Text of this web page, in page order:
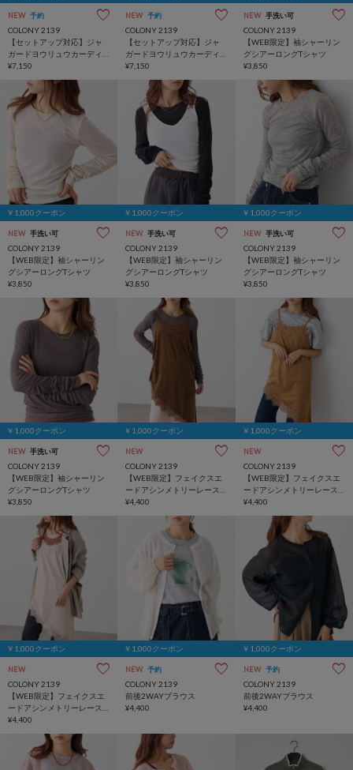
NEW 予約
COLONY 2139
【セットアップ対応】ジャ
ガードヨウリュウカーディ
ガン
¥7,150
NEW 予約
COLONY 2139
【セットアップ対応】ジャ
ガードヨウリュウカーディ
ガン
¥7,150
NEW 手洗い可
COLONY 2139
【WEB限定】袖シャーリン
グシアーロングTシャツ
¥3,850
￥1,000クーポン
NEW 手洗い可
COLONY 2139
【WEB限定】袖シャーリン
グシアーロングTシャツ
¥3,850
￥1,000クーポン
NEW 手洗い可
COLONY 2139
【WEB限定】袖シャーリン
グシアーロングTシャツ
¥3,850
￥1,000クーポン
NEW 手洗い可
COLONY 2139
【WEB限定】袖シャーリン
グシアーロングTシャツ
¥3,850
￥1,000クーポン
NEW 手洗い可
COLONY 2139
【WEB限定】袖シャーリン
グシアーロングTシャツ
¥3,850
￥1,000クーポン
NEW
COLONY 2139
【WEB限定】フェイクスエ
ードアシンメトリーレース
キャミソール
¥4,400
￥1,000クーポン
NEW
COLONY 2139
【WEB限定】フェイクスエ
ードアシンメトリーレース
キャミソール
¥4,400
￥1,000クーポン
NEW
COLONY 2139
【WEB限定】フェイクスエ
ードアシンメトリーレース
キャミソール
¥4,400
￥1,000クーポン
NEW 予約
COLONY 2139
前後2WAYブラウス
¥4,400
￥1,000クーポン
NEW 予約
COLONY 2139
前後2WAYブラウス
¥4,400